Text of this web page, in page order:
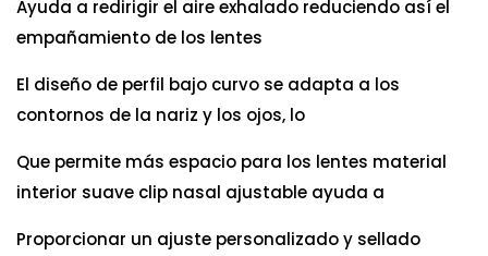
Ayuda a redirigir el aire exhalado reduciendo así el
empañamiento de los lentes
El diseño de perfil bajo curvo se adapta a los
contornos de la nariz y los ojos, lo
Que permite más espacio para los lentes material
interior suave clip nasal ajustable ayuda a
Proporcionar un ajuste personalizado y sellado